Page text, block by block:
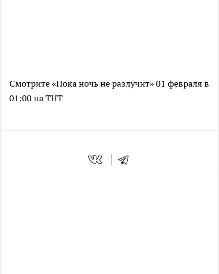
Смотрите «Пока ночь не разлучит» 01 февраля в
01:00 на ТНТ